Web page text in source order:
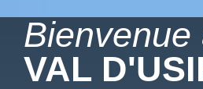
Bienvenue
VAL